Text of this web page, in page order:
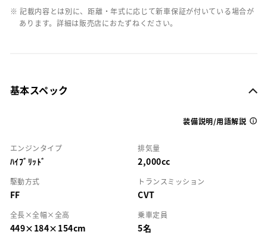
※ 記載内容とは別に、距離・年式に応じて新車保証が付いている場合が
あります。詳細は販売店におたずねください。
基本スペック
装備説明/用語解説
エンジンタイプ
ﾊｲﾌﾞﾘｯﾄﾞ
排気量
2,000cc
駆動方式
FF
トランスミッション
CVT
全長×全幅×全高
449×184×154cm
乗車定員
5名